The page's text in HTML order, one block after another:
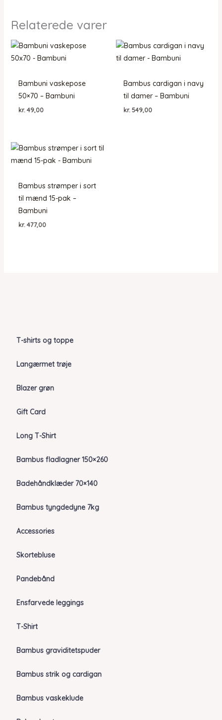
T-shirts og toppe
Langærmet trøje
Blazer grøn
Gift Card
Long T-Shirt
Bambus fladlagner 150×260
Badehåndklæder 70×140
Bambus tyngdedyne 7kg
Accessories
Skortebluse
Pandebånd
Ensfarvede leggings
T-Shirt
Bambus graviditetspuder
Bambus strik og cardigan
Bambus vaskeklude
Relaterede varer
Bambuni vaskepose
50×70 – Bambuni
kr.49,00
Bambus cardigan i navy
til damer – Bambuni
kr.549,00
Bambus strømper i sort
til mænd 15-pak –
Bambuni
kr. 477,00